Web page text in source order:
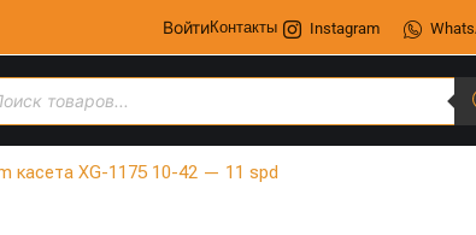
ВойтиКонтакты Instagram
касета XG-1175 10-42 — 11 spd